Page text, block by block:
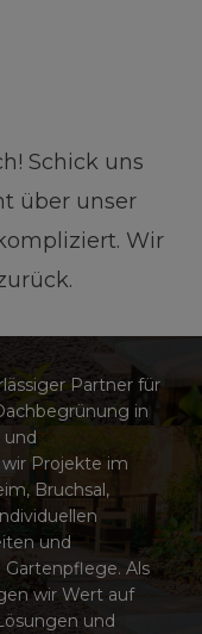
Schick uns
über unser
Wir
Partner für
in
und
wir Projekte im
Bruchsal,
und
Gartenpflege. Als
wir Wert auf
und